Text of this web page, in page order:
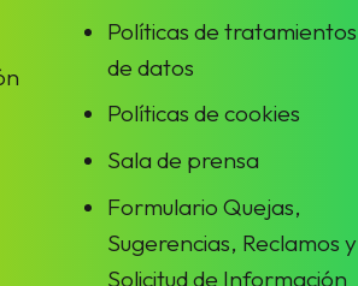
Políticas de tratamientos
de datos
Políticas de cookies
Sala de prensa
Formulario Quejas,
Sugerencias, Reclamos y
Solicitud de Información